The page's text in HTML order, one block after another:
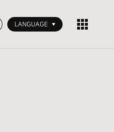
LANGUAGE